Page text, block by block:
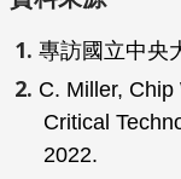
專訪國立中央
C. Miller,
Critical
2022.